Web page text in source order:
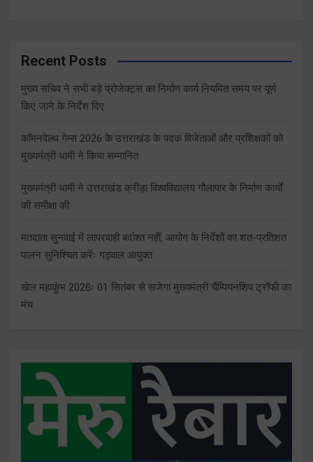
Recent Posts
मुख्य सचिव ने सभी बड़े प्रोजेक्ट्स का निर्माण कार्य नियमित समय पर पूर्ण
किए जाने के निर्देश दिए
कॉमनवेल्थ गेम्स 2026 के उत्तराखंड के पदक विजेताओं और प्रशिक्षकों को
मुख्यमंत्री धामी ने किया सम्मानित
मुख्यमंत्री धामी ने उत्तराखंड क्रीड़ा विश्वविद्यालय गौलापार के निर्माण कार्यों
की समीक्षा की
मतदाता सुनवाई में लापरवाही बर्दाश्त नहीं, आयोग के निर्देशों का शत-प्रतिशत
पालन सुनिश्चित करेंः गढ़वाल आयुक्त
खेल महाकुंभ 2026ः 01 सितंबर से सजेगा मुख्यमंत्री चैंम्पियनशिप ट्रॉफी का
मंच